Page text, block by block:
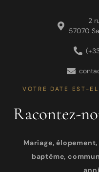
2
57070
VOTRE DATE EST-
Racontez-
Mariage, élopement,
baptême,